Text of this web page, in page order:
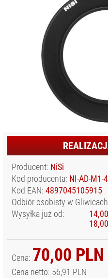
Producent: NiSi
Kod producenta: NI-AD-M1-
Kod EAN: 4897045105915
Odbiór osobisty w
Wysyłka już od:
Cena: 70,00 PLN
Cena netto: 56,91 PLN
DYSKI